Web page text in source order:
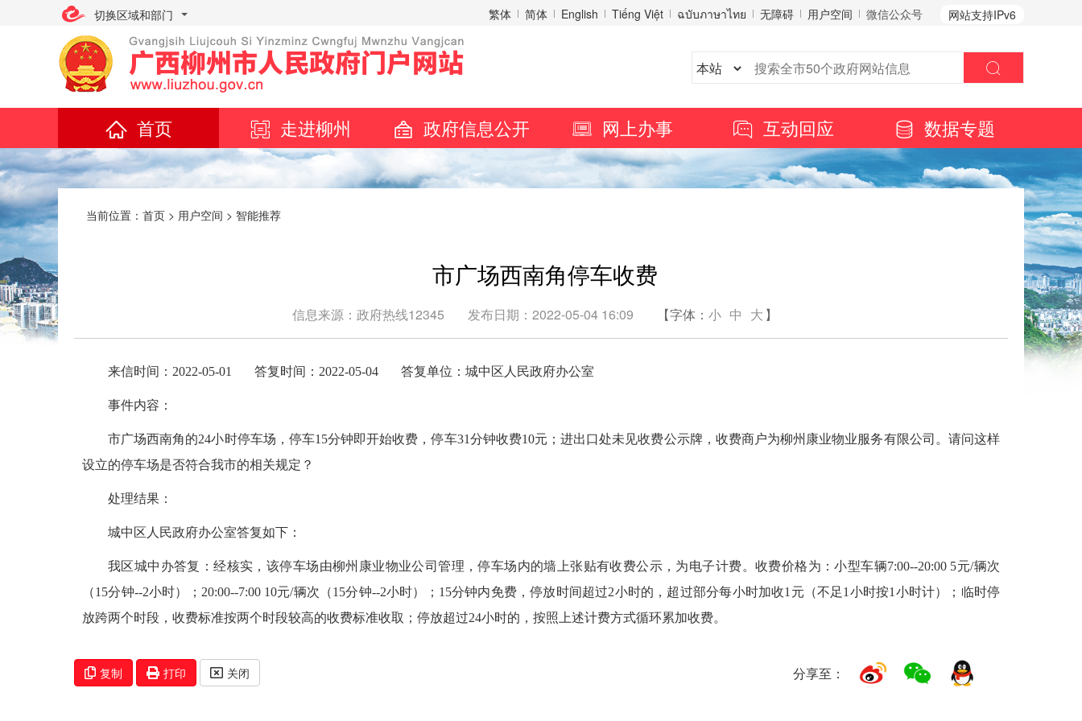
切换区域和部门 网站支持IPv6
繁体 简体 English Tiếng Việt ฉบับภาษาไทย 无障碍 用户空间 微信公众号
首页 走进柳州 政府信息公开 网上办事 互动回应 数据专题
当前位置： 首页 > 用户空间 > 智能推荐
市广场西南角停车收费
信息来源：政府热线12345 发布日期：2022-05-04 16:09 【字体： 小 中 大 】
来信时间：2022-05-01 答复时间：2022-05-04 答复单位：城中区人民政府办公室
事件内容：
市广场西南角的24小时停车场，停车15分钟即开始收费，停车31分钟收费10元；进出口处未见收费公示牌，收费商户为柳州康业物业服务有限公司。请问这样
设立的停车场是否符合我市的相关规定？
处理结果：
城中区人民政府办公室答复如下：
我区城中办答复：经核实，该停车场由柳州康业物业公司管理，停车场内的墙上张贴有收费公示，为电子计费。收费价格为：小型车辆7:00--20:00 5元/辆次
（15分钟--2小时）；20:00--7:00 10元/辆次（15分钟--2小时）；15分钟内免费，停放时间超过2小时的，超过部分每小时加收1元（不足1小时按1小时计）；临时停
放跨两个时段，收费标准按两个时段较高的收费标准收取；停放超过24小时的，按照上述计费方式循环累加收费。
复制 打印 关闭 分享至：